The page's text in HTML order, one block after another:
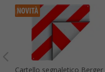
Cartello segnaletico Berger